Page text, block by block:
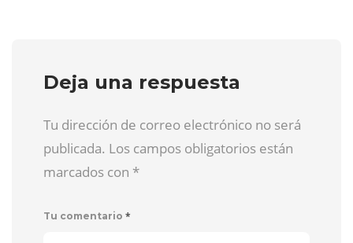
Deja una respuesta
Tu dirección de correo electrónico no será
publicada. Los campos obligatorios están
marcados con *
Tu comentario *